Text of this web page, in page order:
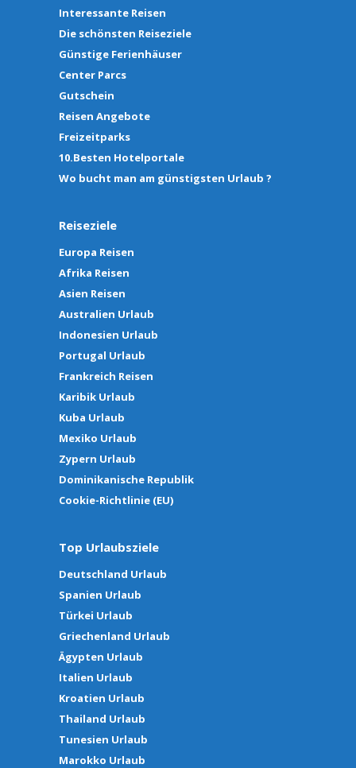
Interessante Reisen
Die schönsten Reiseziele
Günstige Ferienhäuser
Center Parcs
Gutschein
Reisen Angebote
Freizeitparks
10.Besten Hotelportale
Wo bucht man am günstigsten Urlaub ?
Reiseziele
Europa Reisen
Afrika Reisen
Asien Reisen
Australien Urlaub
Indonesien Urlaub
Portugal Urlaub
Frankreich Reisen
Karibik Urlaub
Kuba Urlaub
Mexiko Urlaub
Zypern Urlaub
Dominikanische Republik
Cookie-Richtlinie (EU)
Top Urlaubsziele
Deutschland Urlaub
Spanien Urlaub
Türkei Urlaub
Griechenland Urlaub
Ägypten Urlaub
Italien Urlaub
Kroatien Urlaub
Thailand Urlaub
Tunesien Urlaub
Marokko Urlaub